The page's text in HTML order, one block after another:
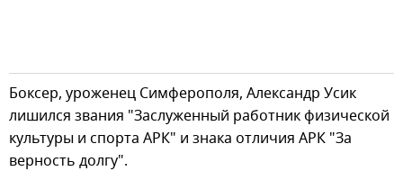
Боксер, уроженец Симферополя, Александр Усик
лишился звания "Заслуженный работник физической
культуры и спорта АРК" и знака отличия АРК "За
верность долгу".